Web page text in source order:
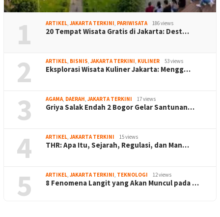
1 ARTIKEL JAKARTA TERKINI PARIWISATA 186 views
20 Tempat Wisata Gratis di Jakarta: Dest…
2 ARTIKEL BISNIS JAKARTA TERKINI KULINER 53 views
Eksplorasi Wisata Kuliner Jakarta: Mengg…
3 AGAMA DAERAH JAKARTA TERKINI 17 views
Griya Salak Endah 2 Bogor Gelar Santunan…
4 ARTIKEL JAKARTA TERKINI 15 views
THR: Apa Itu, Sejarah, Regulasi, dan Man…
5 ARTIKEL JAKARTA TERKINI TEKNOLOGI 12 views
8 Fenomena Langit yang Akan Muncul pada …